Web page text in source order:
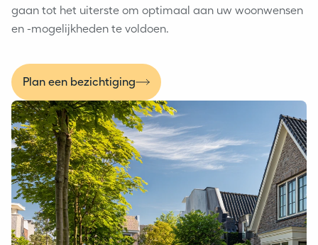
gaan tot het uiterste om optimaal aan uw woonwensen
en -mogelijkheden te voldoen.
Plan een bezichtiging